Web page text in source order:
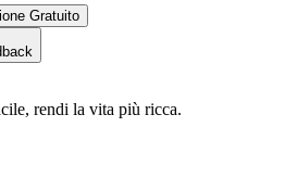
Gratuito
rendi la vita più ricca.